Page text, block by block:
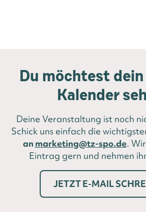
Du möchtest
Kalender
Deine Veranstaltung ist noch
Schick uns einfach die
an marketing@tz-spo.de.
Eintrag gern und nehmen
JETZT E-MAIL